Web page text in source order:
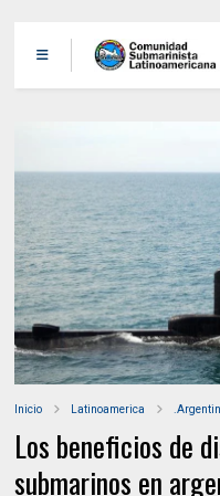
Inicio Latinoamerica
Los beneficios de
submarinos en